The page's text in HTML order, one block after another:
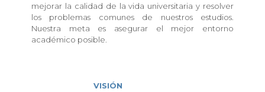
mejorar la calidad de la vida universitaria y resolver
los problemas comunes de nuestros estudios.
Nuestra meta es asegurar el mejor entorno
académico posible.
VISIÓN